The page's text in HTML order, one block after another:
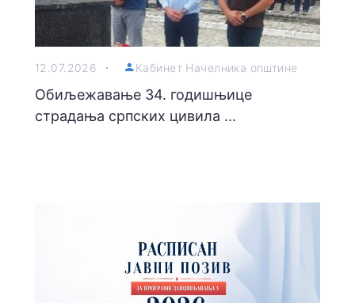
12.07.2026 Кабинет Начелника општине
Обиљежавање 34. годишњице
страдања српских цивила ...